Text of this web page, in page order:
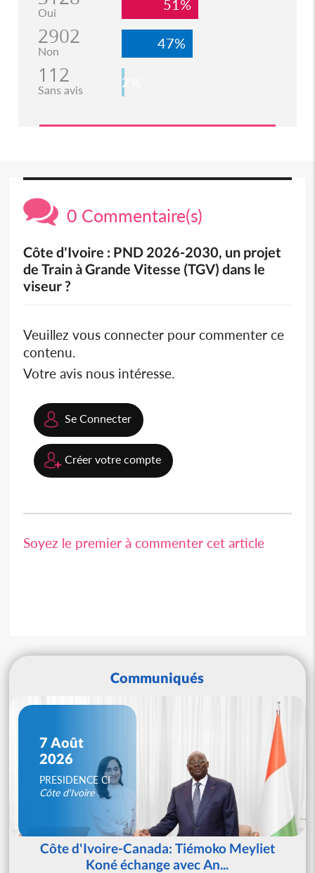
Oui 51%
2902
Non 47%
112
Sans avis 2%
0 Commentaire(s)
Côte d'Ivoire : PND 2026-2030, un projet
de Train à Grande Vitesse (TGV) dans le
viseur ?
Veuillez vous connecter pour commenter ce
contenu.
Votre avis nous intéresse.
Se Connecter
Créer votre compte
Soyez le premier à commenter cet article
Communiqués
7 Août
2026
PRESIDENCE CI
Côte d'Ivoire
Côte d'Ivoire-Canada: Tiémoko Meyliet
Koné échange avec An...